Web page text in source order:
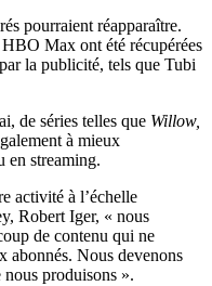
pourraient réapparaître.
Max ont été récupérées
la publicité, tels que Tubi
de séries telles que Willow,
à mieux
en streaming.
activité à l’échelle
Robert Iger, « nous
de contenu qui ne
abonnés. Nous devenons
produisons ».